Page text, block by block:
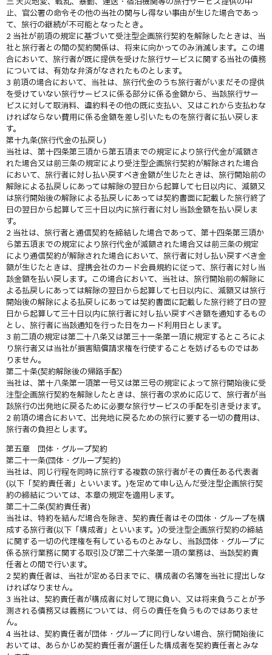
止、官公署の命令その他の当社の関与し得ない事由が生じた場合であっ
て、旅行の継続が不可能となったとき。
2 当社が前項の規定に基づいて受注型企画旅行契約を解除したときは、当
社と旅行者との間の契約関係は、将来に向かってのみ消滅します。この場
合において、旅行者が既に提供を受けた旅行サービスに関する当社の債務
については、有効な弁済がなされたものとします。
3 前項の場合において、当社は、旅行代金のうち旅行者がいまだその提供
を受けていない旅行サービスに係る部分に係る金額から、当該旅行サー
ビスに対して取消料、違約料その他の既に支払い、又はこれから支払わな
ければならない費用に係る金額を差し引いたものを旅行者に払い戻しま
す。
第十九条(旅行代金の払戻し)
当社は、第十四条第三項から第五項までの規定により旅行代金が減額さ
れた場合又は前三条の規定により受注型企画旅行契約が解除された場合
において、旅行者に対し払い戻すべき金額が生じたときは、旅行開始前の
解除による払戻しにあっては解除の翌日から起算して七日以内に、減額又
は旅行開始後の解除による払戻しにあっては契約書面に記載した旅行終了
日の翌日から起算して三十日以内に旅行者に対し当該金額を払い戻しま
す。
2 当社は、旅行者と通信契約を締結した場合であって、第十四条第三項か
ら第五項までの規定により旅行代金が減額された場合又は前三条の規定
により通信契約が解除された場合において、旅行者に対し払い戻すべき金
額が生じたときは、提携会社のカード会員規約に従って、旅行者に対し当
該金額を払い戻します。この場合において、当社は、旅行開始前の解除に
よる払戻しにあっては解除の翌日から起算して七日以内に、減額又は旅行
開始後の解除による払戻しにあっては契約書面に記載した旅行終了日の翌
日から起算して三十日以内に旅行者に対し払い戻すべき額を通知するもの
とし、旅行者に当該通知を行った日をカード利用日とします。
3 前二項の規定は第二十八条又は第三十一条第一項に規定するところによ
り旅行者又は当社が損害賠償請求権を行使することを妨げるものではあ
りません。
第二十条(契約解除後の帰路手配)
当社は、第十八条第一項第一号又は第三号の規定によって旅行開始後に受
注型企画旅行契約を解除したときは、旅行者の求めに応じて、旅行者が当
該旅行の出発地に戻るために必要な旅行サービスの手配を引き受けます。
2 前項の場合において、出発地に戻るための旅行に要する一切の費用は、
旅行者の負担とします。
第五章 団体・グループ契約
第二十一条(団体・グループ契約)
当社は、同じ行程を同時に旅行する複数の旅行者がその責任ある代表者
(以下「契約責任者」といいます。)を定めて申し込んだ受注型企画旅行契
約の締結については、本章の規定を適用します。
第二十二条(契約責任者)
当社は、特約を結んだ場合を除き、契約責任者はその団体・グループを構
成する旅行者(以下「構成者」といいます。)の受注型企画旅行契約の締結
に関する一切の代理権を有しているものとみなし、当該団体・グループに
係る旅行業務に関する取引及び第二十六条第一項の業務は、当該契約責
任者との間で行います。
2 契約責任者は、当社が定める日までに、構成者の名簿を当社に提出しな
ければなりません。
3 当社は、契約責任者が構成者に対して現に負い、又は将来負うことが予
測される債務又は義務については、何らの責任を負うものではありませ
ん。
4 当社は、契約責任者が団体・グループに同行しない場合、旅行開始後に
おいては、あらかじめ契約責任者が選任した構成者を契約責任者とみな